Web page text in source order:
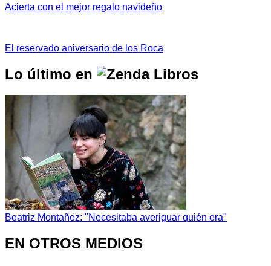
Acierta con el mejor regalo navideño
El reservado aniversario de los Roca
Lo último en
Beatriz Montañez: "Necesitaba averiguar quién era"
EN OTROS MEDIOS